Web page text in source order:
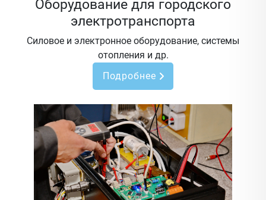
Оборудование для городского
электротранспорта
Силовое и электронное оборудование, системы
отопления и др.
Подробнее